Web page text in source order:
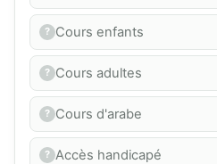
Cours enfants
Cours adultes
Cours d'arabe
Accès handicapé